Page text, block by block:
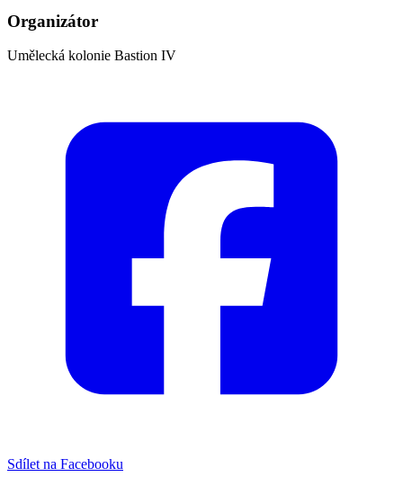
Organizátor
Umělecká kolonie Bastion IV
Sdílet na Facebooku